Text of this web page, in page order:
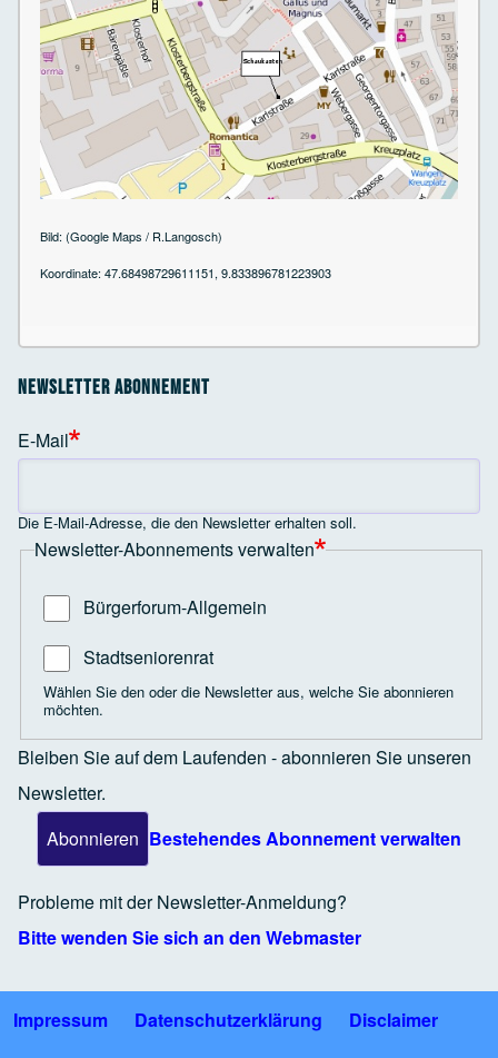
Bild: (Google Maps / R.Langosch)
Koordinate: 47.68498729611151, 9.833896781223903
Newsletter Abonnement
E-Mail
Die E-Mail-Adresse, die den Newsletter erhalten soll.
Newsletter-Abonnements verwalten
Bürgerforum-Allgemein
Stadtseniorenrat
Wählen Sie den oder die Newsletter aus, welche Sie abonnieren
möchten.
Bleiben Sie auf dem Laufenden - abonnieren Sie unseren
Newsletter.
Bestehendes Abonnement verwalten
Probleme mit der Newsletter-Anmeldung?
Bitte wenden Sie sich an den Webmaster
Fußzeile
Impressum Datenschutzerklärung Disclaimer